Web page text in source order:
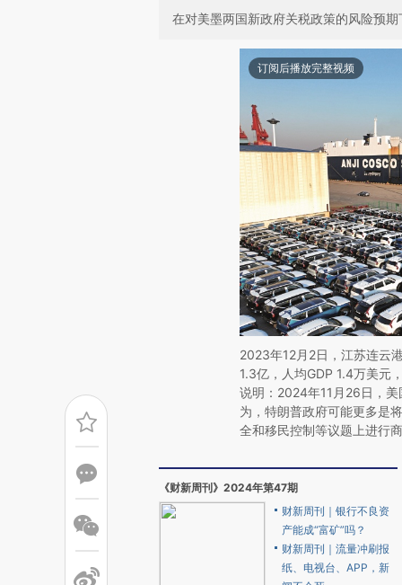
在对美墨两国新政府关税政策的风险预
订阅后播放完整视频
2023年12月2日，江苏连云
1.3亿，人均GDP 1.4万美元
说明：2024年11月26日，
为，特朗普政府可能更多是
全和移民控制等议题上进行
《财新周刊》2024年第47期
财新周刊｜银行不良资
产能成“富矿”吗？
财新周刊｜流量冲刷报
纸、电视台、APP，新